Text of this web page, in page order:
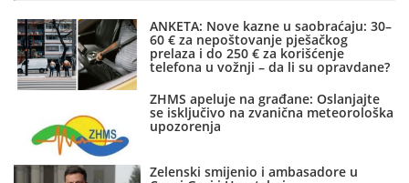
ANKETA: Nove kazne u saobraćaju: 30–
60 € za nepoštovanje pješačkog
prelaza i do 250 € za korišćenje
telefona u vožnji – da li su opravdane?
ZHMS apeluje na građane: Oslanjajte
se isključivo na zvanična meteorološka
upozorenja
Zelenski smijenio i ambasadore u